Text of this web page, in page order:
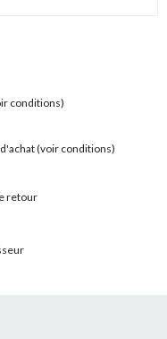
conditions)
(voir conditions)
retour